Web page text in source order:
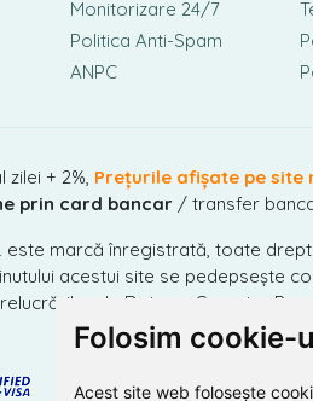
Folosim cookie-
Acest site web folosește
Monitorizare 24/7
Politica Anti-Spam
ANPC
zilei + 2%, Prețurile afișate pe site
prin card bancar / transfer
este marcă înregistrată, toate
acestui site se pedepsește
de Date cu Caracter